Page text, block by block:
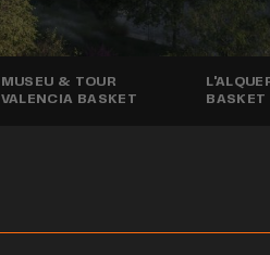
MUSEU & TOUR
VALENCIA BASKET
BASKET